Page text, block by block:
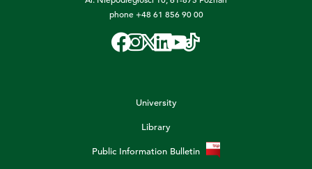
phone+48 61 856 90 00
University
Library
Public Information Bulletin